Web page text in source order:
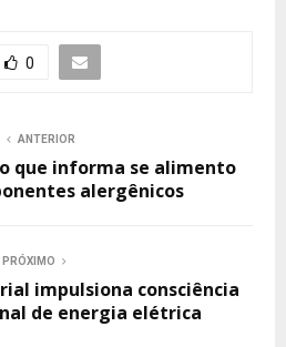
0
ANTERIOR
que informa se alimento
alergênicos
PRÓXIMO
impulsiona consciência
de energia elétrica